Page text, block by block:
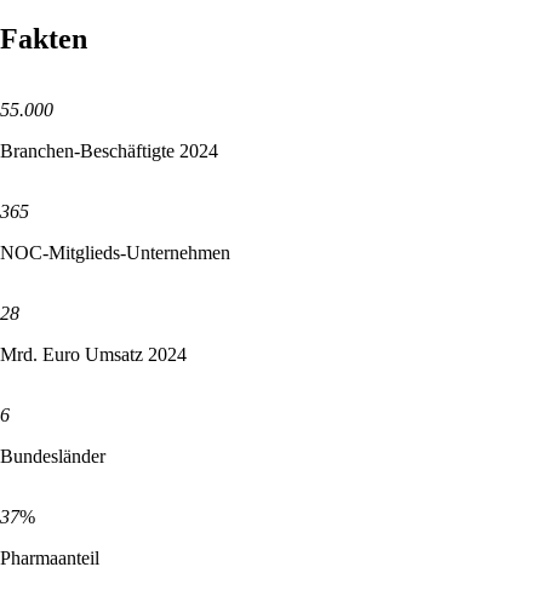
Fakten
55.000
Branchen-Beschäftigte 2024
365
NOC-Mitglieds-Unternehmen
28
Mrd. Euro Umsatz 2024
6
Bundesländer
37%
Pharmaanteil